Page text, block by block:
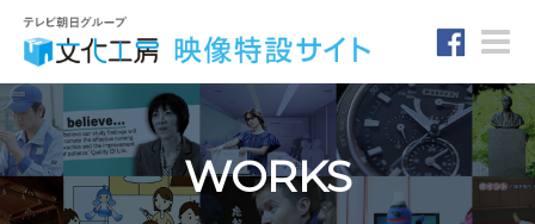
Toggle
WORKS